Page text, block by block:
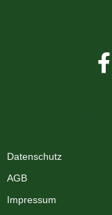
Datenschutz
AGB
Impressum